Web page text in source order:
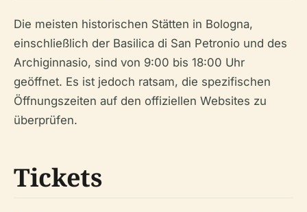
Die meisten historischen Stätten in Bologna,
einschließlich der Basilica di San Petronio und des
Archiginnasio, sind von 9:00 bis 18:00 Uhr
geöffnet. Es ist jedoch ratsam, die spezifischen
Öffnungszeiten auf den offiziellen Websites zu
überprüfen.
Tickets